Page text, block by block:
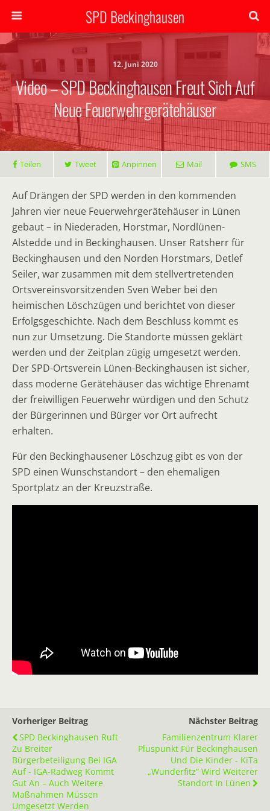
SPD Beckinghausen
12. Juni 2020
Video – SPD Beckinghausen Freut Sich Auf
Neue Feuerwehrgerätehäuser
Teilen Tweet Anpinnen Mail SMS
Auf Drängen der SPD werden in den kommenden
Jahren vier neue Feuerwehrgerätehäuser in Lünen
gebaut – in Niederaden, Horstmar, Nordlünen-
Alstedde und in Beckinghausen. Unser Ratsherr für
Beckinghausen und den Norden Horstmars, Detlef
Seiler, war zusammen mit dem stellvertretenden
Ortsvereinsvorsitzenden Sven Weber bei den
heimischen Löschzügen und berichtet von dieser
Erfolgsgeschichte. Nach dem Beschluss kommt es
nun zur Umsetzung. Die Standorte müssen geklärt
werden und der Zeitplan zügig umgesetzt werden.
Der SPD-Ortsverein Lünen-Beckinghausen ist sicher,
dass moderne Gerätehäuser das wichtige Ehrenamt
der freiwilligen Feuerwehr würdigen und den Schutz
der Bürgerinnen und Bürger vor Ort aufrecht
erhalten.
Für den Beckinghausener Löschzug gibt es von der
SPD einen Wunschstandort – den ehemaligen
Sportplatz an der Kreuzstraße.
Vorheriger Beitrag
SPD Beckinghausen Ruft
Zu Breiter
Bürgerbeteiligung Bei IGA
Auf - IGA-Radweg Kommt
Gut An – Auch Weitere
Maßnahmen Müssen
Umgesetzt Werden
Nächster Beitrag
Familienzentrum Klarer
Pluspunkt Für Beckinghausen
Und Die Kinder - KiTa
„Wunderfitz“ Wird Weiterer
Standort In Lünen